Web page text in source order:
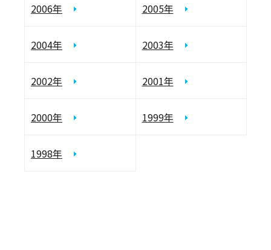
2006年 2005年
2004年 2003年
2002年 2001年
2000年 1999年
1998年